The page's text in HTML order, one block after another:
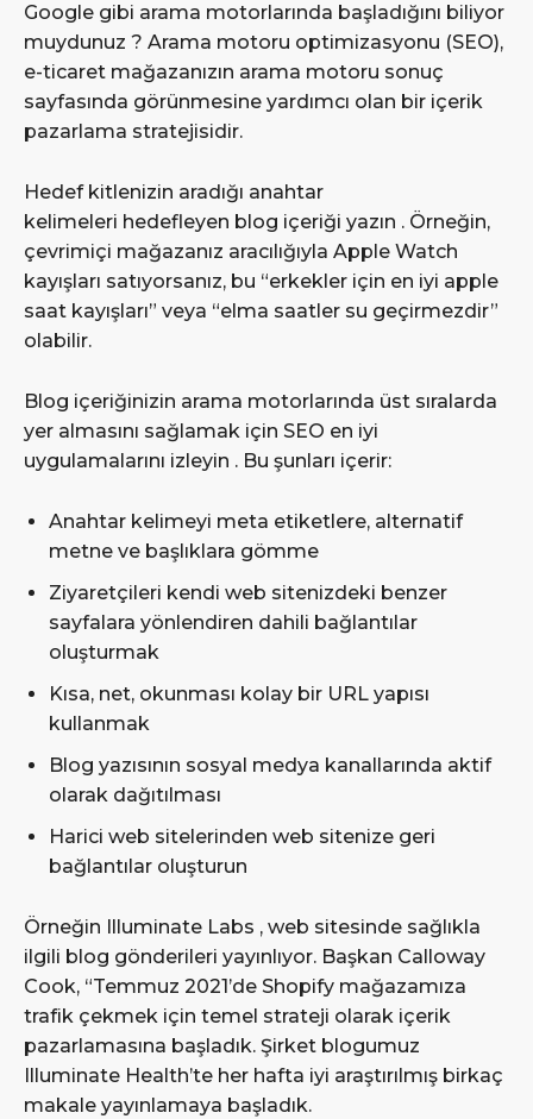
Google gibi arama motorlarında başladığını biliyor
muydunuz ? Arama motoru optimizasyonu (SEO),
e-ticaret mağazanızın arama motoru sonuç
sayfasında görünmesine yardımcı olan bir içerik
pazarlama stratejisidir.
Hedef kitlenizin aradığı anahtar
kelimeleri hedefleyen blog içeriği yazın . Örneğin,
çevrimiçi mağazanız aracılığıyla Apple Watch
kayışları satıyorsanız, bu “erkekler için en iyi apple
saat kayışları” veya “elma saatler su geçirmezdir”
olabilir.
Blog içeriğinizin arama motorlarında üst sıralarda
yer almasını sağlamak için SEO en iyi
uygulamalarını izleyin . Bu şunları içerir:
Anahtar kelimeyi meta etiketlere, alternatif
metne ve başlıklara gömme
Ziyaretçileri kendi web sitenizdeki benzer
sayfalara yönlendiren dahili bağlantılar
oluşturmak
Kısa, net, okunması kolay bir URL yapısı
kullanmak
Blog yazısının sosyal medya kanallarında aktif
olarak dağıtılması
Harici web sitelerinden web sitenize geri
bağlantılar oluşturun
Örneğin Illuminate Labs , web sitesinde sağlıkla
ilgili blog gönderileri yayınlıyor. Başkan Calloway
Cook, “Temmuz 2021’de Shopify mağazamıza
trafik çekmek için temel strateji olarak içerik
pazarlamasına başladık. Şirket blogumuz
Illuminate Health’te her hafta iyi araştırılmış birkaç
makale yayınlamaya başladık.